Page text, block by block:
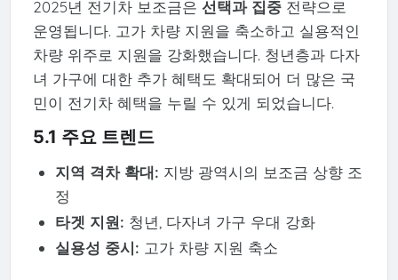
2025년 전기차 보조금은 선택과 집중전략으로
운영됩니다. 고가 차량 지원을 축소하고 실용적인
차량 위주로 지원을 강화했습니다. 청년층과 다자
녀 가구에 대한 추가 혜택도 확대되어 더 많은 국
민이 전기차 혜택을 누릴 수 있게 되었습니다.
5.1 주요 트렌드
지역 격차 확대: 지방 광역시의 보조금 상향 조
정
타겟 지원: 청년, 다자녀 가구 우대 강화
실용성 중시: 고가 차량 지원 축소